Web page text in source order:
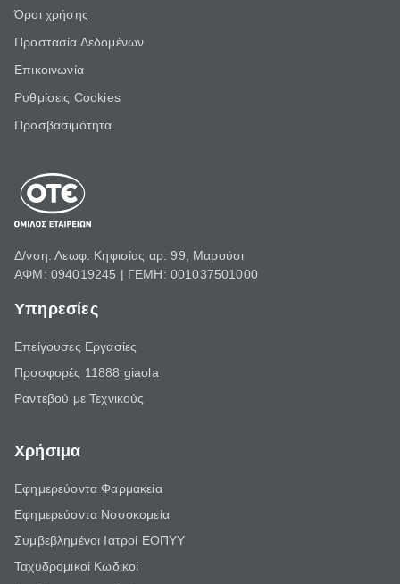
Όροι χρήσης
Προστασία Δεδομένων
Επικοινωνία
Ρυθμίσεις Cookies
Προσβασιμότητα
Δ/νση: Λεωφ. Κηφισίας αρ. 99, Μαρούσι
ΑΦΜ: 094019245 | ΓΕΜΗ: 001037501000
Υπηρεσίες
Επείγουσες Εργασίες
Προσφορές 11888 giaola
Ραντεβού με Τεχνικούς
Χρήσιμα
Εφημερεύοντα Φαρμακεία
Εφημερεύοντα Νοσοκομεία
Συμβεβλημένοι Ιατροί ΕΟΠΥΥ
Ταχυδρομικοί Κωδικοί